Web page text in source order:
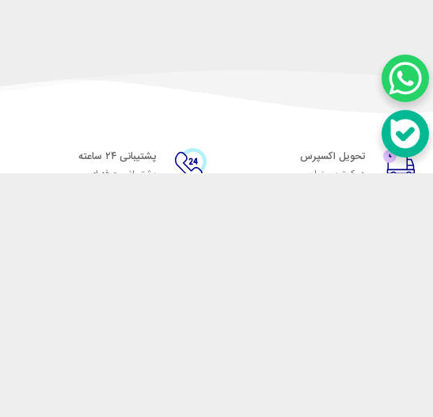
تحویل اکسپرس
در کمترین زمان
پشتیبانی ۲۴ ساعته
پشتیبانی حرفه ای